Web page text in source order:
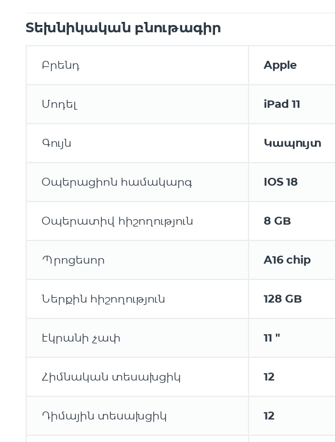
Տեխնիկական բնութագիր
Բրենդ Apple
Մոդել iPad 11
Գույն Կապույտ
Օպերացիոն համակարգ IOS 18
Օպերատիվ հիշողություն 8 GB
Պրոցեսոր A16 chip
Ներքին հիշողություն 128 GB
Էկրանի չափ 11 "
Հիմնական տեսախցիկ 12
Դիմային տեսախցիկ 12